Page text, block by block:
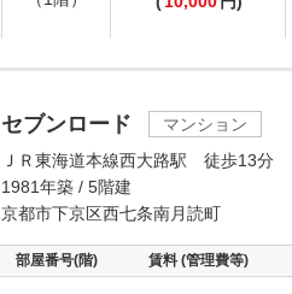
セブンロード
マンション
ＪＲ東海道本線西大路駅 徒歩13分
1981年築 / 5階建
京都市下京区西七条南月読町
部屋番号(階) 賃料 (管理費等)